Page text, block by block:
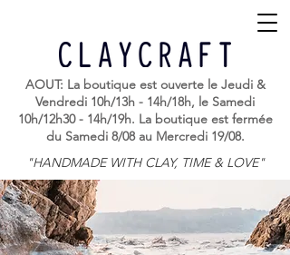
"HANDMADE WITH CLAY, TIME & LOVE"
AOUT: La boutique est ouverte le Jeudi &
Vendredi 10h/13h - 14h/18h, le Samedi
10h/12h30 - 14h/19h. La boutique est fermée
du Samedi 8/08 au Mercredi 19/08.